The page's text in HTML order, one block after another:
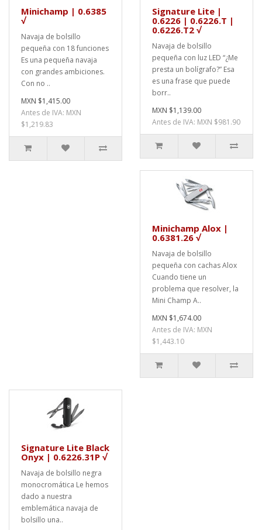
Minichamp | 0.6385
√
Navaja de bolsillo
pequeña con 18 funciones
Es una pequeña navaja
con grandes ambiciones.
Con no ..
MXN $1,415.00
Antes de IVA: MXN
$1,219.83
Signature Lite |
0.6226 | 0.6226.T |
0.6226.T2 √
Navaja de bolsillo
pequeña con luz LED “¿Me
presta un bolígrafo?” Esa
es una frase que puede
borr..
MXN $1,139.00
Antes de IVA: MXN $981.90
Minichamp Alox |
0.6381.26 √
Navaja de bolsillo
pequeña con cachas Alox
Cuando tiene un
problema que resolver, la
Mini Champ A..
MXN $1,674.00
Antes de IVA: MXN
$1,443.10
Signature Lite Black
Onyx | 0.6226.31P √
Navaja de bolsillo negra
monocromática Le hemos
dado a nuestra
emblemática navaja de
bolsillo una..